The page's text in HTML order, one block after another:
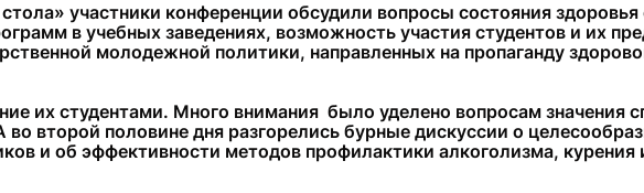
участники конференции обсудили вопросы состояния
в учебных заведениях, возможность участия студентов и их
молодежной политики, направленных на пропаганду
их студентами. Много внимания было уделено вопросам значения
второй половине дня разгорелись бурныe дискуссии о
и об эффективности методов профилактики алкоголизма, курения